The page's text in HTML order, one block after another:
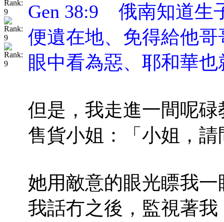
Gen 38:9 俄南知道生
便遺在地、免得給他
眼中看為惡、耶和華
但是，我走進一間呢
售貨小姐：「小姐，
她用敵意的眼光瞟我
我話冇之後，監視著